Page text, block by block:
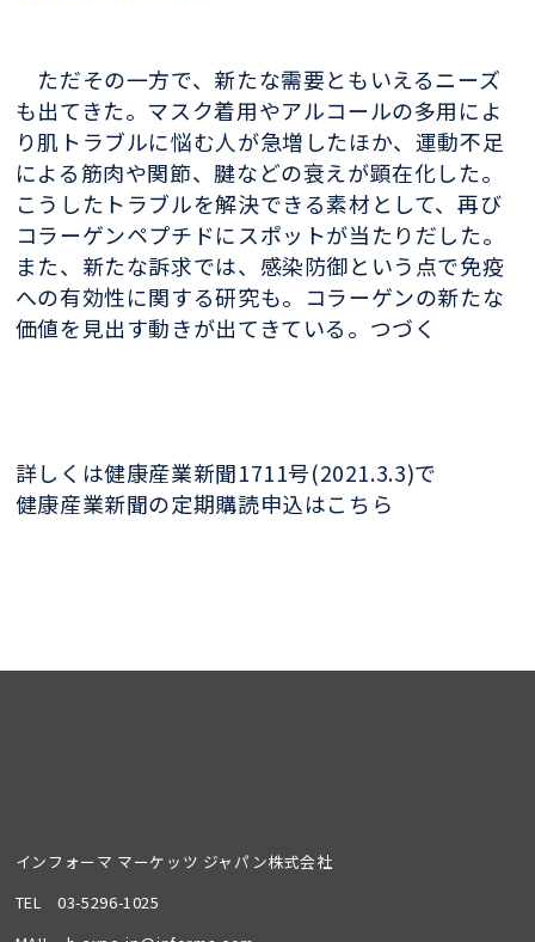
ただその一方で、新たな需要ともいえるニーズ
も出てきた。マスク着用やアルコールの多用によ
り肌トラブルに悩む人が急増したほか、運動不足
による筋肉や関節、腱などの衰えが顕在化した。
こうしたトラブルを解決できる素材として、再び
コラーゲンペプチドにスポットが当たりだした。
また、新たな訴求では、感染防御という点で免疫
への有効性に関する研究も。コラーゲンの新たな
価値を見出す動きが出てきている。つづく
詳しくは健康産業新聞1711号(2021.3.3)で
健康産業新聞の定期購読申込はこちら
インフォーマ マーケッツ ジャパン株式会社
TEL03-5296-1025